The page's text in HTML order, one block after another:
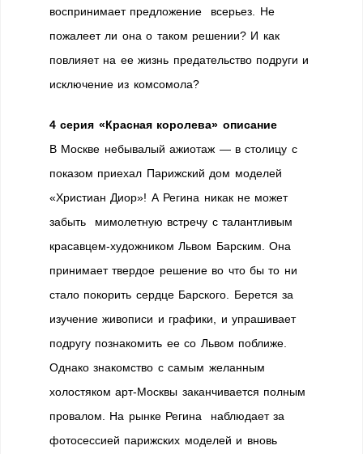
воспринимает предложение всерьез. Не
пожалеет ли она о таком решении? И как
повлияет на ее жизнь предательство подруги и
исключение из комсомола?
4 серия «Красная королева» описание
В Москве небывалый ажиотаж — в столицу с
показом приехал Парижский дом моделей
«Христиан Диор»! А Регина никак не может
забыть мимолетную встречу с талантливым
красавцем-художником Львом Барским. Она
принимает твердое решение во что бы то ни
стало покорить сердце Барского. Берется за
изучение живописи и графики, и упрашивает
подругу познакомить ее со Львом поближе.
Однако знакомство с самым желанным
холостяком арт-Москвы заканчивается полным
провалом. На рынке Регина наблюдает за
фотосессией парижских моделей и вновь